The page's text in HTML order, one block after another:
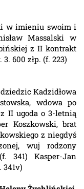
w imieniu swoim i
Massalski w
z II kontrakt
600 złp. (f. 223)
Kadzidłowa
wdowa po
II ugoda o 3-letnią
Koszkowski, brat
z niegdyś
wuj rodzony
341) Kasper-Jan